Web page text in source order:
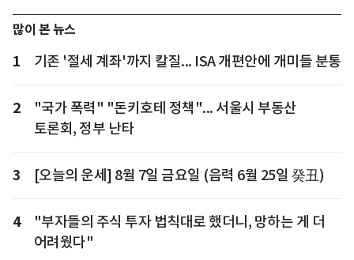
많이 본 뉴스
1 기존 '절세 계좌'까지 칼질... ISA 개편안에 개미들 분통
2
"국가 폭력" "돈키호테 정책"... 서울시 부동산
토론회, 정부 난타
3 [오늘의 운세] 8월 7일 금요일 (음력 6월 25일 癸丑)
4
"부자들의 주식 투자 법칙대로 했더니, 망하는 게 더
어려웠다"